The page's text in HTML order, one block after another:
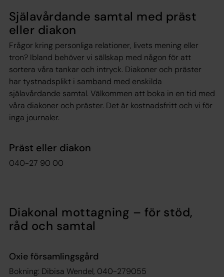
Själavårdande samtal med präst
eller diakon
Frågor kring personliga relationer, livets mening eller
tron? Ibland behöver vi sällskap med någon för att
sortera våra tankar och intryck. Diakoner och präster
har tystnadsplikt i samband med enskilda
själavårdande samtal. Välkommen att boka in en tid med
våra diakoner och präster. Det är kostnadsfritt och vi för
inga journaler.
Präst eller diakon
040-27 90 00
Diakonal mottagning – för stöd,
råd och samtal
Oxie församlingsgård
Bokning: Dibisa Wendel, 040-279055